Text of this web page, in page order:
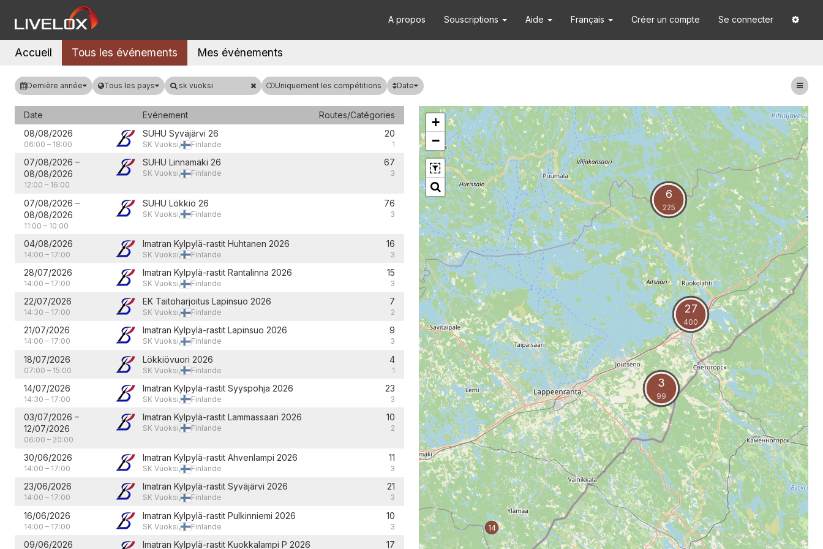
A propos Souscriptions Aide Français Créer un compte Se connecter
Accueil Tous les événements Mes événements
Dernière année Tous les pays sk vuoksi Uniquement les compétitions Date
Date Evénement
Routes/Catégories
08/08/2026
06:00 – 18:00
SUHU Syväjärvi 26
SK Vuoksi, Finlande
20
1
07/08/2026 –
08/08/2026
12:00 – 16:00
SUHU Linnamäki 26
SK Vuoksi, Finlande
67
3
07/08/2026 –
08/08/2026
11:00 – 10:00
SUHU Lökkiö 26
SK Vuoksi, Finlande
76
3
04/08/2026
14:00 – 17:00
Imatran Kylpylä-rastit Huhtanen 2026
SK Vuoksi, Finlande
16
3
28/07/2026
14:00 – 17:00
Imatran Kylpylä-rastit Rantalinna 2026
SK Vuoksi, Finlande
15
3
22/07/2026
14:30 – 17:00
EK Taitoharjoitus Lapinsuo 2026
SK Vuoksi, Finlande
7
2
21/07/2026
14:00 – 17:00
Imatran Kylpylä-rastit Lapinsuo 2026
SK Vuoksi, Finlande
9
3
18/07/2026
07:00 – 15:00
Lökkiövuori 2026
SK Vuoksi, Finlande
4
1
14/07/2026
14:30 – 17:00
Imatran Kylpylä-rastit Syyspohja 2026
SK Vuoksi, Finlande
23
3
03/07/2026 –
12/07/2026
06:00 – 20:00
Imatran Kylpylä-rastit Lammassaari 2026
SK Vuoksi, Finlande
10
2
30/06/2026
14:00 – 17:00
Imatran Kylpylä-rastit Ahvenlampi 2026
SK Vuoksi, Finlande
11
3
23/06/2026
14:00 – 17:00
Imatran Kylpylä-rastit Syväjärvi 2026
SK Vuoksi, Finlande
21
3
16/06/2026
14:00 – 17:00
Imatran Kylpylä-rastit Pulkinniemi 2026
SK Vuoksi, Finlande
10
3
09/06/2026 Imatran Kylpylä-rastit Kuokkalampi P 2026 17
14
3
99
6
225
27
400
+
−